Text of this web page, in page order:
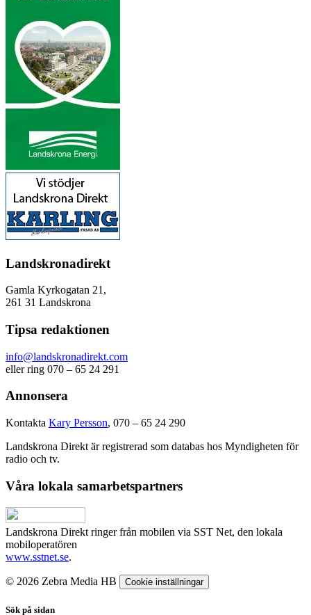
Landskronadirekt
Gamla Kyrkogatan 21,
261 31 Landskrona
Tipsa redaktionen
info@landskronadirekt.com
eller ring 070 – 65 24 291
Annonsera
Kontakta Kary Persson, 070 – 65 24 290
Landskrona Direkt är registrerad som databas hos Myndigheten för
radio och tv.
Våra lokala samarbetspartners
Landskrona Direkt ringer från mobilen via SST Net, den lokala
mobiloperatören
www.sstnet.se.
© 2026 Zebra Media HB Cookie inställningar
Sök på sidan